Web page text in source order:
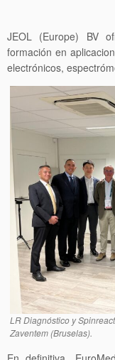
JEOL (Europe) BV
formación en
electrónicos,
LR Diagnóstico y
Zaventem (Bruselas).